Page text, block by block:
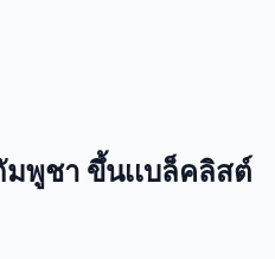
พูชา ขึ้นเเบล็คลิสต์